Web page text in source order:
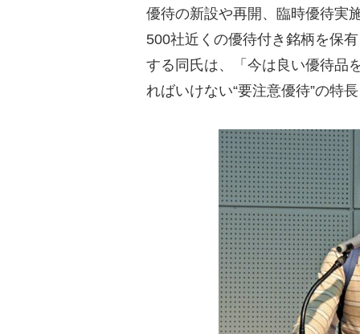
優待の新設や再開、臨時優待実
500社近くの優待付き銘柄を保
する同氏は、「今は良い優待品
ればいけない“要注意優待”の特長